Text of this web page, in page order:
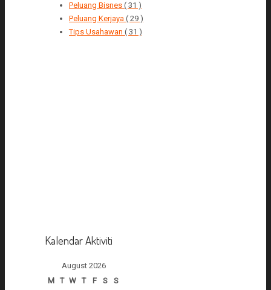
Peluang Bisnes ( 31 )
Peluang Kerjaya ( 29 )
Tips Usahawan ( 31 )
Kalendar Aktiviti
August 2026
M
T W T F S
S